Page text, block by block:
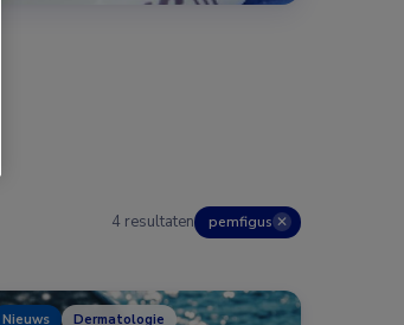
4 resultaten pemfigus ✕
Nieuws Dermatologie